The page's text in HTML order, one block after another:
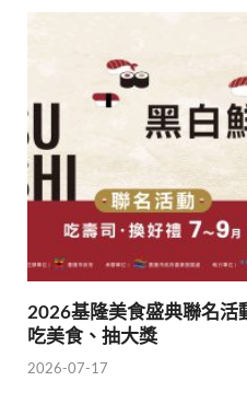
2026基隆美食盛典聯名活
吃美食、抽大獎
2026-07-17